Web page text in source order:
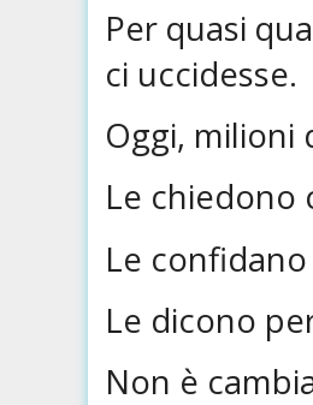
Per quasi
ci uccidesse.
Oggi, milioni
Le chiedono
Le
Le dicono
Non è